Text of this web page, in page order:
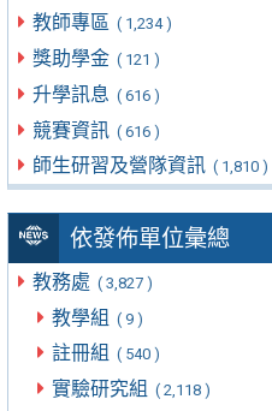
教師專區 ( 1,234 )
獎助學金 ( 121 )
升學訊息 ( 616 )
競賽資訊 ( 616 )
師生研習及營隊資訊 ( 1,810 )
依發佈單位彙總
教務處 ( 3,827 )
教學組 ( 9 )
註冊組 ( 540 )
實驗研究組 ( 2,118 )